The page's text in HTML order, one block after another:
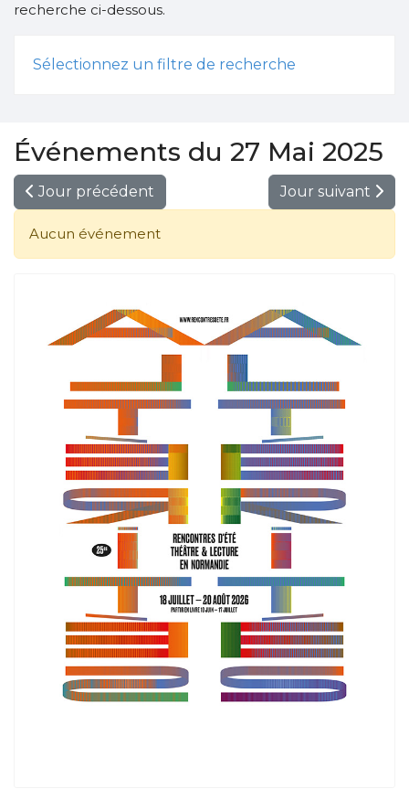
recherche ci-dessous.
Sélectionnez un filtre de recherche
Événements du 27 Mai 2025
Jour précédent Jour suivant
Aucun événement